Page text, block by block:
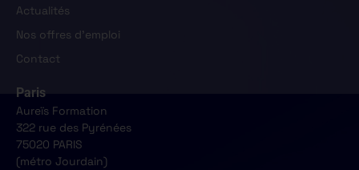
Actualités
Nos offres d'emploi
Contact
Paris
Aureïs Formation
322 rue des Pyrénées
75020 PARIS
(métro Jourdain)